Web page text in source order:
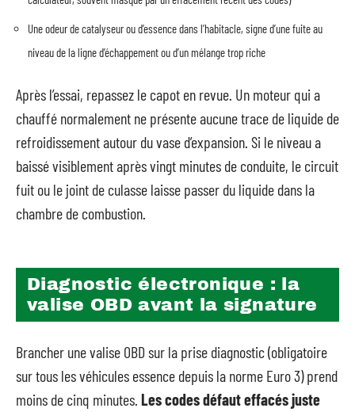
Une odeur de catalyseur ou d’essence dans l’habitacle, signe d’une fuite au
niveau de la ligne d’échappement ou d’un mélange trop riche
Après l’essai, repassez le capot en revue. Un moteur qui a
chauffé normalement ne présente aucune trace de liquide de
refroidissement autour du vase d’expansion. Si le niveau a
baissé visiblement après vingt minutes de conduite, le circuit
fuit ou le joint de culasse laisse passer du liquide dans la
chambre de combustion.
Diagnostic électronique : la
valise OBD avant la signature
Brancher une valise OBD sur la prise diagnostic (obligatoire
sur tous les véhicules essence depuis la norme Euro 3) prend
moins de cinq minutes. Les codes défaut effacés juste